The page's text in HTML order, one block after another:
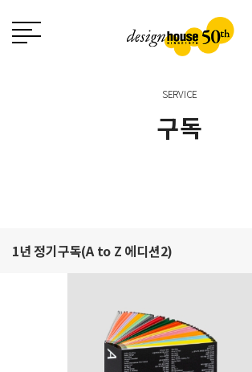
SERVICE
구독
1년 정기구독(A to Z 에디션2)